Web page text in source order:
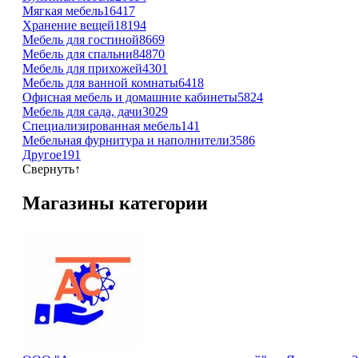
Мягкая мебель16417
Хранение вещей18194
Мебель для гостиной8669
Мебель для спальни84870
Мебель для прихожей4301
Мебель для ванной комнаты6418
Офисная мебель и домашние кабинеты5824
Мебель для сада, дачи3029
Специализированная мебель141
Мебельная фурнитура и наполнители3586
Другое191
Свернуть↑
Магазины категории